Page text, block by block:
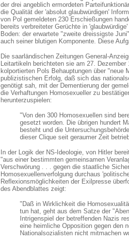
der drei angeblich ermordeten
die Qualität der 'absolut glaubwürdigen'
von Pol gemeldeten 230 Erschießungen
bereits verbreiteter Gerüchte in
Boden: der erwartete "zweite dreissigste
auch seiner blutigen Komponente. Diese
Die saarländischen Zeitungen General-
Leitartikeln berichteten sie am 27.
kolportierten Pols Behauptungen über "neue
publizistischen Erfolg, daß sich das
genötigt sah, mit der Dementierung der
die Verhaftungen Homosexueller zu
herunterzuspielen:
"Von den 300 Homosexuellen sind
gesetzt worden. Die übrigen hundert
besteht und die
dieser Clique seit geraumer Zeit
In der Logik der NS-Ideologie, von Hitler
"aus einer bestimmten gemeinsamen
Verschwörung . . . gegen die staatliche
Homosexuellenverfolgung durchaus
Reflexionsmöglichkeiten der Exilpresse
des Abendblattes zeigt:
"Daß in Wirklichkeit die
tun hat, geht aus dem Satze der
Intrigenspiel der betreffenden Nazis
eine heimliche Opposition gegen den
Nationalsozialisten nicht mitmachen